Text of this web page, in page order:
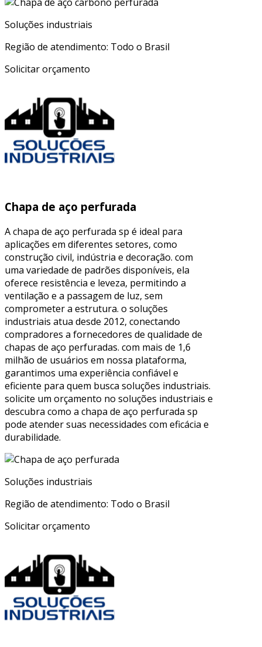
Soluções industriais
Região de atendimento: Todo o Brasil
Solicitar orçamento
Chapa de aço perfurada
A chapa de aço perfurada sp é ideal para
aplicações em diferentes setores, como
construção civil, indústria e decoração. com
uma variedade de padrões disponíveis, ela
oferece resistência e leveza, permitindo a
ventilação e a passagem de luz, sem
comprometer a estrutura. o soluções
industriais atua desde 2012, conectando
compradores a fornecedores de qualidade de
chapas de aço perfuradas. com mais de 1,6
milhão de usuários em nossa plataforma,
garantimos uma experiência confiável e
eficiente para quem busca soluções industriais.
solicite um orçamento no soluções industriais e
descubra como a chapa de aço perfurada sp
pode atender suas necessidades com eficácia e
durabilidade.
Soluções industriais
Região de atendimento: Todo o Brasil
Solicitar orçamento